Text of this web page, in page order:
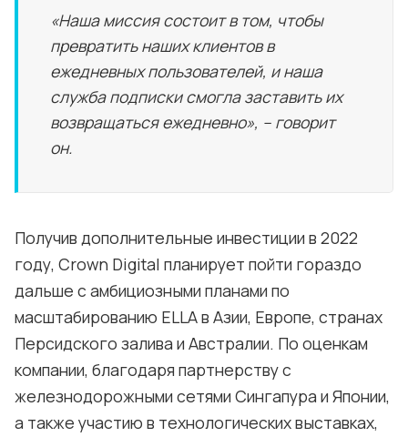
«Наша миссия состоит в том, чтобы
превратить наших клиентов в
ежедневных пользователей, и наша
служба подписки смогла заставить их
возвращаться ежедневно», – говорит
он.
Получив дополнительные инвестиции в 2022
году, Crown Digital планирует пойти гораздо
дальше с амбициозными планами по
масштабированию ELLA в Азии, Европе, странах
Персидского залива и Австралии. По оценкам
компании, благодаря партнерству с
железнодорожными сетями Сингапура и Японии,
а также участию в технологических выставках,